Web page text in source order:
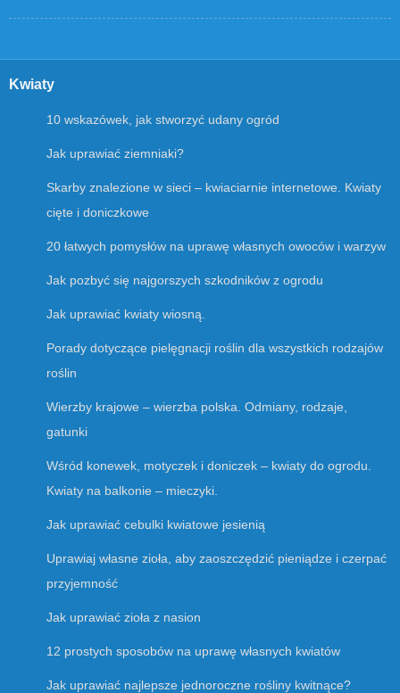
Kwiaty
10 wskazówek, jak stworzyć udany ogród
Jak uprawiać ziemniaki?
Skarby znalezione w sieci – kwiaciarnie internetowe. Kwiaty
cięte i doniczkowe
20 łatwych pomysłów na uprawę własnych owoców i warzyw
Jak pozbyć się najgorszych szkodników z ogrodu
Jak uprawiać kwiaty wiosną.
Porady dotyczące pielęgnacji roślin dla wszystkich rodzajów
roślin
Wierzby krajowe – wierzba polska. Odmiany, rodzaje,
gatunki
Wśród konewek, motyczek i doniczek – kwiaty do ogrodu.
Kwiaty na balkonie – mieczyki.
Jak uprawiać cebulki kwiatowe jesienią
Uprawiaj własne zioła, aby zaoszczędzić pieniądze i czerpać
przyjemność
Jak uprawiać zioła z nasion
12 prostych sposobów na uprawę własnych kwiatów
Jak uprawiać najlepsze jednoroczne rośliny kwitnące?